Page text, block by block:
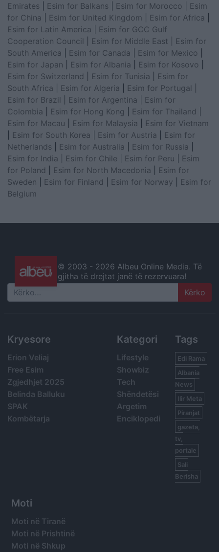
Emirates
Esim for Balkans Esim for Morocco
Esim
for China
Esim for United Kingdom Esim for Africa
Esim for Latin America
Esim for GCC Gulf
Cooperation Council
Esim for Middle East
Esim for
South America
Esim for Canada Esim for Mexico
Esim for Japan
Esim for Albania Esim for Kosovo
Esim for Switzerland
Esim for Tunisia
Esim for
South Africa
Esim for Algeria Esim for Portugal
Esim for Brazil
Esim for Argentina
Esim for
Colombia
Esim for Hong Kong Esim for Thailand
Esim for Macau
Esim for Malaysia
Esim for Vietnam
Esim for South Korea Esim for Austria
Esim for
Netherlands
Esim for Australia Esim for Russia
Esim for India
Esim for Chile Esim for Peru
Esim
for Poland
Esim for North Macedonia
Esim for
Sweden
Esim for Finland Esim for Norway
Esim for
Belgium
© 2003 - 2026 Albeu Online Media. Të
gjitha të drejtat janë të rezervuara!
Search
Kryesore
Erion Veliaj
Free Esim
Zgjedhjet 2025
Belinda Balluku
SPAK
Kombëtarja
Kategori
Lifestyle
Showbiz
Tech
Shëndetësi
Argetim
Enciklopedi
Tags
Edi Rama
Albania
News
Ilir Meta
Piranjat
gazeta,
tv,
portale
Sali
Berisha
Moti
Moti në Tiranë
Moti në Prishtinë
Moti në Shkup